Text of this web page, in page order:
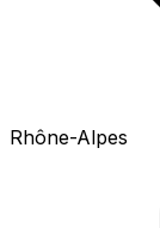
Rhône-Alpes